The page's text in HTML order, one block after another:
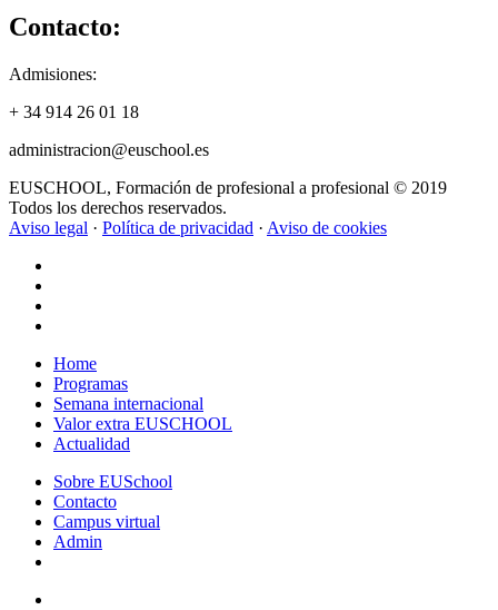
Contacto:
Admisiones:
+ 34 914 26 01 18
administracion@euschool.es
EUSCHOOL, Formación de profesional a profesional © 2019
Todos los derechos reservados.
Aviso legal · Política de privacidad · Aviso de cookies
Close
Menu
Home
Programas
Semana internacional
Valor extra EUSCHOOL
Actualidad
Sobre EUSchool
Contacto
Campus virtual
Admin